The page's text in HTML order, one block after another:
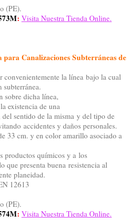
(PE).
: Visita Nuestra Tienda Online.
Canalizaciones Subterráneas de
convenientemente la línea bajo la cual
subterránea.
sobre dicha línea,
existencia de una
del sentido de la misma y del tipo de
accidentes y daños personales.
33 cm. y en color amarillo asociado a
productos químicos y a los
que presenta buena resistencia al
planeidad.
12613
(PE).
: Visita Nuestra Tienda Online.